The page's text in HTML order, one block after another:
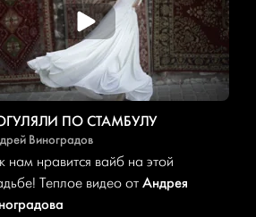
ПО СТАМБУЛУ
Виноградов
нам нравится вайб на этой
Теплое видео от Андрея